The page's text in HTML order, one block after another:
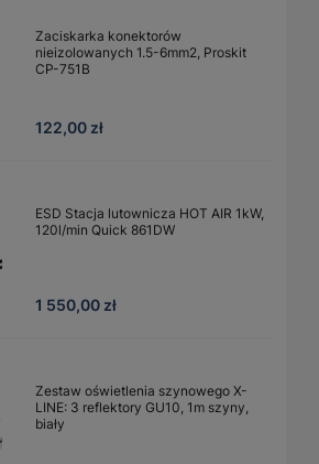
Zaciskarka konektorów
nieizolowanych 1.5-6mm2, Proskit
CP-751B
122,00 zł
ESD Stacja lutownicza HOT AIR 1kW,
120l/min Quick 861DW
1 550,00 zł
Zestaw oświetlenia szynowego X-
LINE: 3 reflektory GU10, 1m szyny,
biały